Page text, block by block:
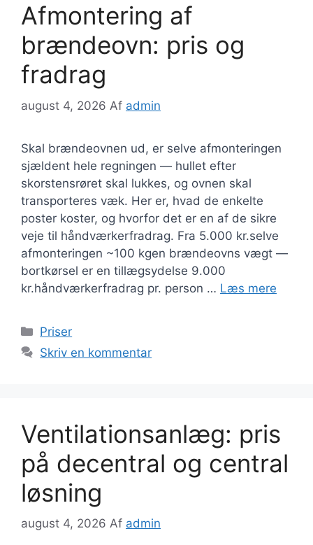
Afmontering af
brændeovn: pris og
fradrag
august 4, 2026 Af admin
Skal brændeovnen ud, er selve afmonteringen
sjældent hele regningen — hullet efter
skorstensrøret skal lukkes, og ovnen skal
transporteres væk. Her er, hvad de enkelte
poster koster, og hvorfor det er en af de sikre
veje til håndværkerfradrag. Fra 5.000 kr.selve
afmonteringen ~100 kgen brændeovns vægt —
bortkørsel er en tillægsydelse 9.000
kr.håndværkerfradrag pr. person … Læs mere
Kategorier
Priser
Skriv en kommentar
Ventilationsanlæg: pris
på decentral og central
løsning
august 4, 2026 Af admin